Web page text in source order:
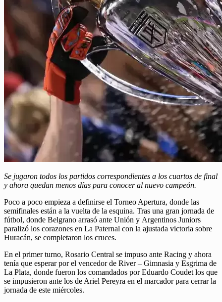
Se jugaron todos los partidos correspondientes a los cuartos de final
y ahora quedan menos días para conocer al nuevo campeón.
Poco a poco empieza a definirse el Torneo Apertura, donde las
semifinales están a la vuelta de la esquina. Tras una gran jornada de
fútbol, donde Belgrano arrasó ante Unión y Argentinos Juniors
paralizó los corazones en La Paternal con la ajustada victoria sobre
Huracán, se completaron los cruces.
En el primer turno, Rosario Central se impuso ante Racing y ahora
tenía que esperar por el vencedor de River – Gimnasia y Esgrima de
La Plata, donde fueron los comandados por Eduardo Coudet los que
se impusieron ante los de Ariel Pereyra en el marcador para cerrar la
jornada de este miércoles.